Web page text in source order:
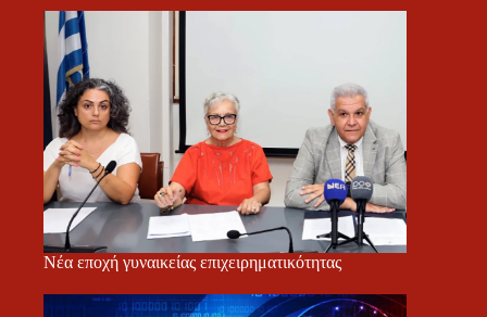
Νέα εποχή γυναικείας επιχειρηματικότητας